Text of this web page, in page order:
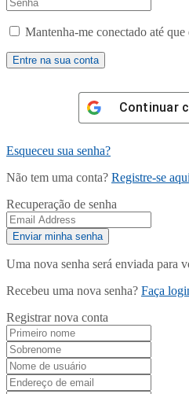
Mantenha-me conectado até que
Continuar
Esqueceu sua senha?
Não tem uma conta? Registre-se
Recuperação de senha
Uma nova senha será enviada para
Recebeu uma nova senha? Faça
Registrar nova conta